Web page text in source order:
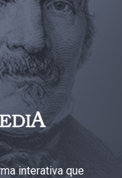
interativa que